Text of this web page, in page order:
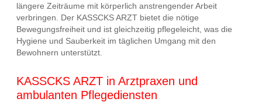
längere Zeiträume mit körperlich anstrengender Arbeit
verbringen. Der KASSCKS ARZT bietet die nötige
Bewegungsfreiheit und ist gleichzeitig pflegeleicht, was die
Hygiene und Sauberkeit im täglichen Umgang mit den
Bewohnern unterstützt.
KASSCKS ARZT in Arztpraxen und
ambulanten Pflegediensten